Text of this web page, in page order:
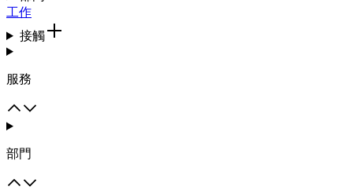
工作
接觸
服務
部門